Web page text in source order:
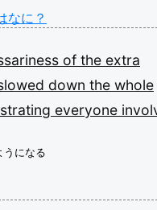
なに？
of the extra
down the whole
everyone
うになる